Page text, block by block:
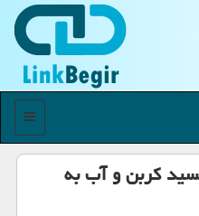
منو
كربن و آب به